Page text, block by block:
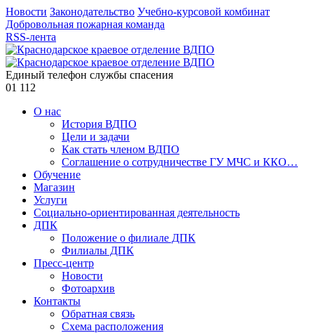
Новости Законодательство Учебно-курсовой комбинат
Добровольная пожарная команда
RSS-лента
Единый телефон службы спасения
01 112
О нас
История ВДПО
Цели и задачи
Как стать членом ВДПО
Соглашение о сотрудничестве ГУ МЧС и ККО…
Обучение
Магазин
Услуги
Социально-ориентированная деятельность
ДПК
Положение о филиале ДПК
Филиалы ДПК
Пресс-центр
Новости
Фотоархив
Контакты
Обратная связь
Схема расположения